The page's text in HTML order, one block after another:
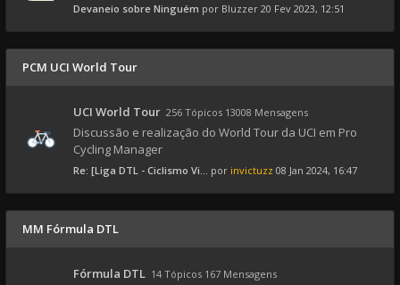
Devaneio sobre Ninguém por Bluzzer 20 Fev 2023, 12:51
PCM UCI World Tour
UCI World Tour 256 Tópicos 13008 Mensagens
Discussão e realização do World Tour da UCI em Pro
Cycling Manager
Re: [Liga DTL - Ciclismo Vi... por invictuzz 08 Jan 2024, 16:47
MM Fórmula DTL
Fórmula DTL 14 Tópicos 167 Mensagens